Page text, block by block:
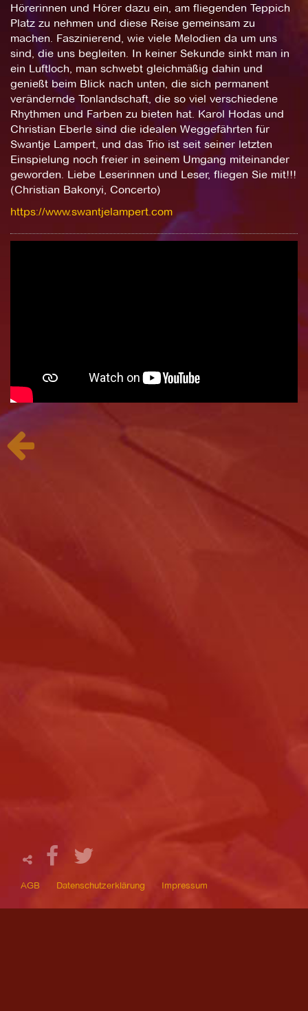
Hörerinnen und Hörer dazu ein, am fliegenden Teppich
Platz zu nehmen und diese Reise gemeinsam zu
machen. Faszinierend, wie viele Melodien da um uns
sind, die uns begleiten. In keiner Sekunde sinkt man in
ein Luftloch, man schwebt gleichmäßig dahin und
genießt beim Blick nach unten, die sich permanent
verändernde Tonlandschaft, die so viel verschiedene
Rhythmen und Farben zu bieten hat. Karol Hodas und
Christian Eberle sind die idealen Weggefährten für
Swantje Lampert, und das Trio ist seit seiner letzten
Einspielung noch freier in seinem Umgang miteinander
geworden. Liebe Leserinnen und Leser, fliegen Sie mit!!!
(Christian Bakonyi, Concerto)
https://www.swantjelampert.com
AGB Datenschutzerklärung Impressum